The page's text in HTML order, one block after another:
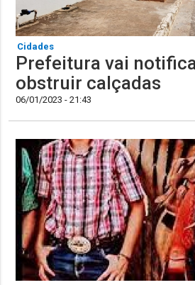
Cidades
Prefeitura vai
obstruir calçadas
06/01/2023 - 21:43